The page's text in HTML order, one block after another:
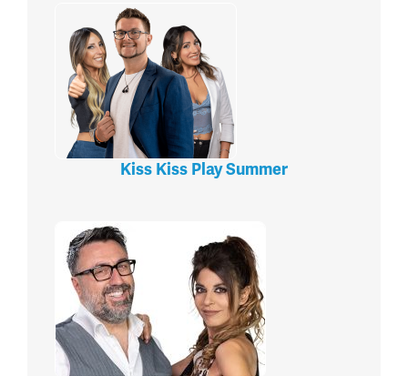
Kiss Kiss Play Summer